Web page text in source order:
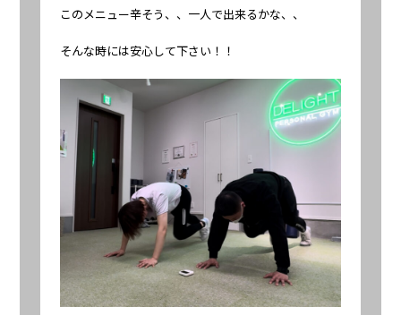
このメニュー辛そう、、一人で出来るかな、、
そんな時には安心して下さい！！